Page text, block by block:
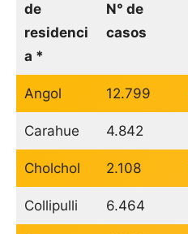
de
residenci
a *
N° de
casos
Angol 12.799
Carahue 4.842
Cholchol 2.108
Collipulli 6.464